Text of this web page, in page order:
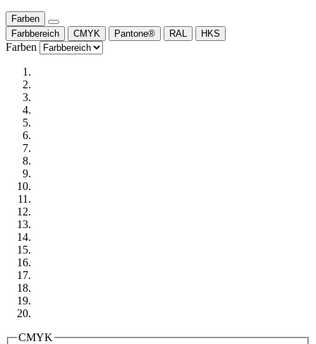
Farben
Farbbereich
CMYK Pantone® RAL HKS
Farben
CMYK